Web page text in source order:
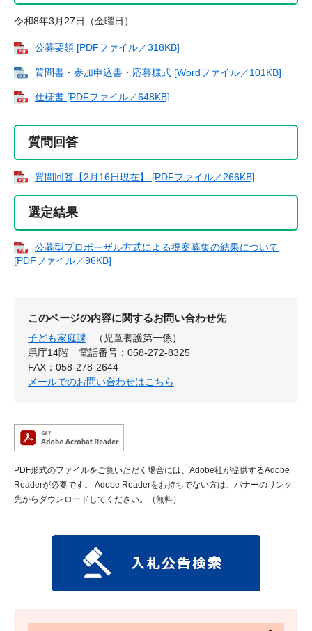
令和8年3月27日（金曜日）
公募要領 [PDFファイル／318KB]
質問書・参加申込書・応募様式 [Wordファイル／101KB]
仕様書 [PDFファイル／648KB]
質問回答
質問回答【2月16日現在】 [PDFファイル／266KB]
選定結果
公募型プロポーザル方式による提案募集の結果について
[PDFファイル／96KB]
このページの内容に関するお問い合わせ先
子ども家庭課
（児童養護第一係）
県庁14階
電話番号：058-272-8325
FAX：058-278-2644
メールでのお問い合わせはこちら
PDF形式のファイルをご覧いただく場合には、Adobe社が提供するAdobe
Readerが必要です。
Adobe Readerをお持ちでない方は、バナーのリンク
先からダウンロードしてください。（無料）